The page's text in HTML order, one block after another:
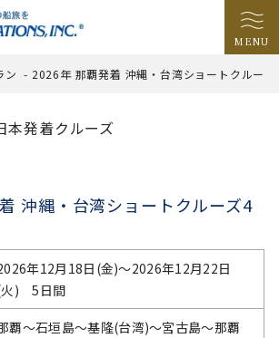
MENU
ン - 2026年 那覇発着 沖縄・台湾ショートクルー
本発着クルーズ
沖縄・台湾ショートクルーズ4
年12月18日(金)〜2026年12月22日
) 5日間
覇～石垣島～基隆(台湾)～宮古島～那覇